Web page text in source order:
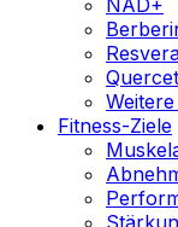
Fitness-Ziele